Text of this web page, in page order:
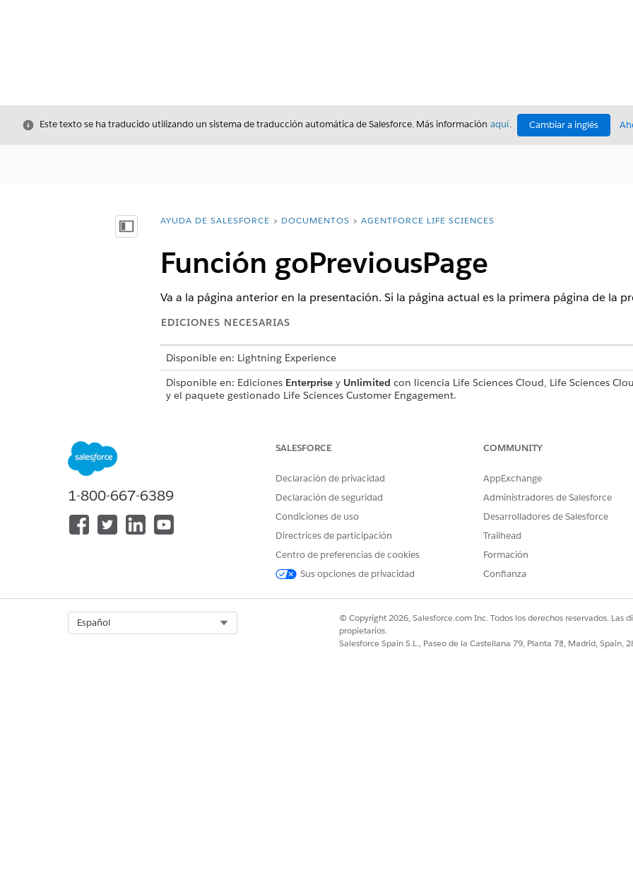
Cerrar
Este texto se ha traducido utilizando un sistema de traducción automática de Salesforce. Más información aquí. Cambiar a inglés
Mostrar índice de materias
Usted está aquí:
AYUDA DE SALESFORCE DOCUMENTOS AGENTFORCE LIFE SCIENCES
Función goPreviousPage
Va a la página anterior en la presentación. Si la página actual es la primera página de la
EDICIONES NECESARIAS
Disponible en: Lightning Experience
Disponible en: Ediciones Enterprisey Unlimited con licencia Life Sciences Cloud, Life Sciences
y el paquete gestionado Life Sciences Customer Engagement.
¿RESOLVIÓ ESTE ARTÍCULO SU PROBLEMA?
¡Háganos saber cómo podemos mejorar!
1-800-667-6389
SALESFORCE
Declaración de privacidad
Declaración de seguridad
Condiciones de uso
Directrices de participación
Centro de preferencias de cookies
Sus opciones de privacidad
COMMUNITY
AppExchange
Administradores de Salesforce
Desarrolladores de Salesforce
Trailhead
Formación
Confianza
Español
© Copyright 2026, Salesforce.com Inc. Todos los derechos reservados. Las
propietarios.
Salesforce Spain S.L., Paseo de la Castellana 79, Planta 7ª, Madrid, Spain,